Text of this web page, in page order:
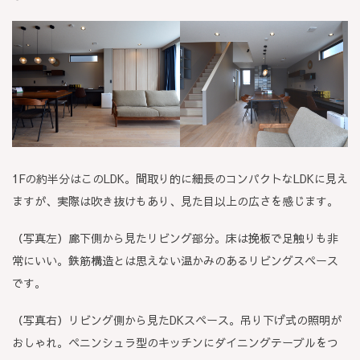
1Fの約半分はこのLDK。間取り的に細長のコンパクトなLDKに見え
ますが、実際は吹き抜けもあり、見た目以上の広さを感じます。
（写真左）廊下側から見たリビング部分。床は挽板で足触りも非
常にいい。鉄筋構造とは思えない温かみのあるリビングスペース
です。
（写真右）リビング側から見たDKスペース。吊り下げ式の照明が
おしゃれ。ペニンシュラ型のキッチンにダイニングテーブルをつ